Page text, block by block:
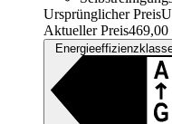
Ursprünglicher Preis
Aktueller Preis469,00